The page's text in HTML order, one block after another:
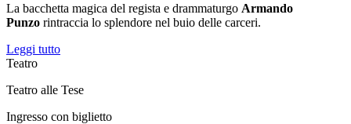
La bacchetta magica del regista e drammaturgo Armando
Punzo rintraccia lo splendore nel buio delle carceri.
Leggi tutto
Teatro
Teatro alle Tese
Ingresso con biglietto